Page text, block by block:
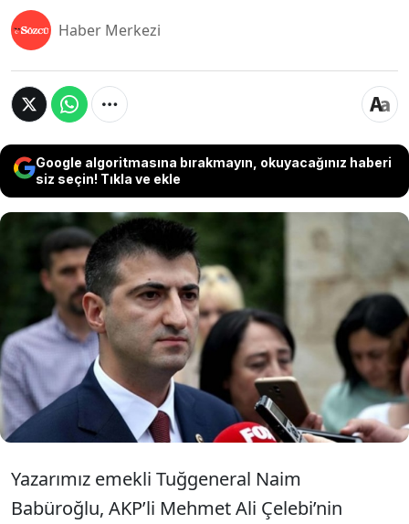
Haber Merkezi
Google algoritmasına bırakmayın, okuyacağınız haberi
siz seçin! Tıkla ve ekle
AKP Milletvekili Mehmet Ali Çelebi,
emekli Tümgeneral Ahmet Yavuz’un
iddialarını yalanlamadı ama hedef
gösterdi.
Yazarımız emekli Tuğgeneral Naim
Babüroğlu, AKP’li Mehmet Ali Çelebi’nin